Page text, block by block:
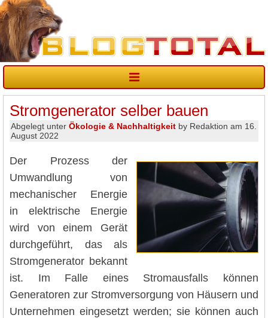
Stromgenerator selber bauen
Abgelegt unter Ökologie & Nachhaltigkeit by Redaktion am 16.
August 2022
Der Prozess der
Umwandlung von
mechanischer Energie
in elektrische Energie
wird von einem Gerät
durchgeführt, das als
Stromgenerator bekannt
ist. Im Falle eines Stromausfalls können
Generatoren zur Stromversorgung von Häusern und
Unternehmen eingesetzt werden; sie können auch